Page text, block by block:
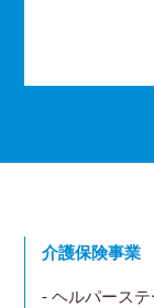
介護保険事業
- ヘルパース